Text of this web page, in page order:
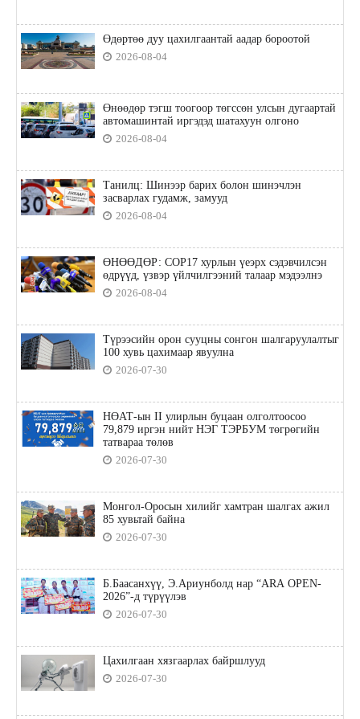
Өдөртөө дуу цахилгаантай аадар бороотой
2026-08-04
Өнөөдөр тэгш тоогоор төгссөн улсын дугаартай
автомашинтай иргэдэд шатахуун олгоно
2026-08-04
Танилц: Шинээр барих болон шинэчлэн
засварлах гудамж, замууд
2026-08-04
ӨНӨӨДӨР: COP17 хурлын үеэрх сэдэвчилсэн
өдрүүд, үзвэр үйлчилгээний талаар мэдээлнэ
2026-08-04
Түрээсийн орон сууцны сонгон шалгаруулалтыг
100 хувь цахимаар явуулна
2026-07-30
НӨАТ-ын II улирлын буцаан олголтоосоо
79,879 иргэн нийт НЭГ ТЭРБУМ төгрөгийн
татвараа төлөв
2026-07-30
Монгол-Оросын хилийг хамтран шалгах ажил
85 хувьтай байна
2026-07-30
Б.Баасанхүү, Э.Ариунболд нар “ARA OPEN-
2026”-д түрүүлэв
2026-07-30
Цахилгаан хязгаарлах байршлууд
2026-07-30